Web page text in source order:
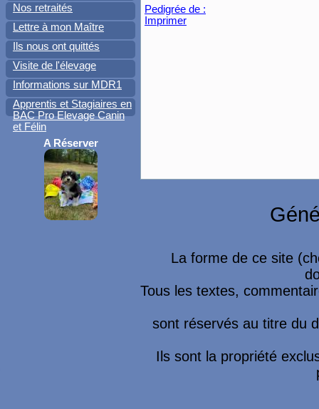
Nos retraités
Lettre à mon Maître
Ils nous ont quittés
Visite de l'élevage
Informations sur MDR1
Apprentis et Stagiaires en
BAC Pro Elevage Canin
et Félin
A Réserver
Pedigrée de :
Imprimer
La forme de ce site
Tous les textes,
sont réservés au titre du
Ils sont la propriété